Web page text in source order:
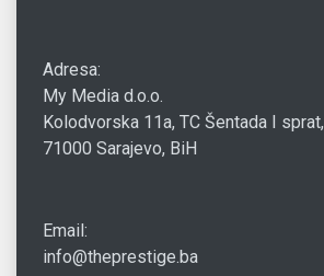
Adresa:
My Media d.o.o.
Kolodvorska 11a, TC Šentada I sprat,
71000 Sarajevo, BiH
Email:
info@theprestige.ba